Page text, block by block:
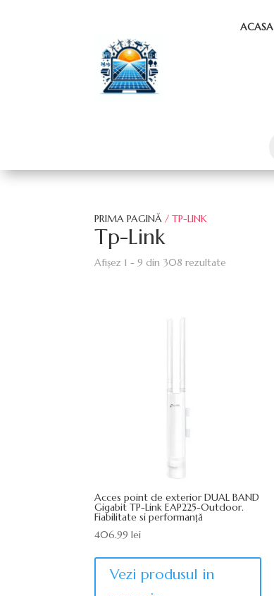
ACASA
PRIMA PAGINĂ / TP-LINK
Tp-Link
Afișez 1 - 9 din 308 rezultate
Acces point de exterior DUAL BAND
Gigabit TP-Link EAP225-Outdoor.
Fiabilitate si performanță
406.99lei
Vezi produsul in